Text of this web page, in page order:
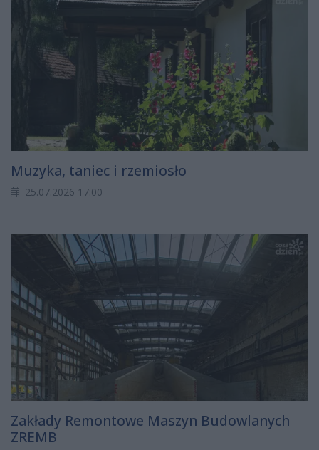
Muzyka, taniec i rzemiosło
25.07.2026 17:00
Zakłady Remontowe Maszyn Budowlanych
ZREMB